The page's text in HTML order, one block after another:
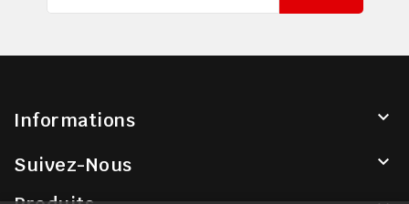
Informations 
Suivez-Nous 